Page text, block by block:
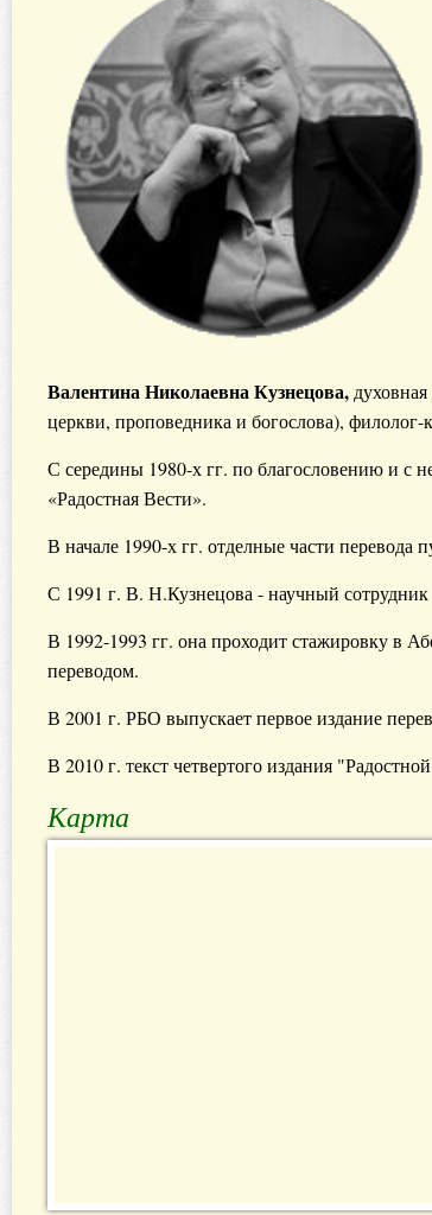
Валентина Николаевна Кузнецова,
церкви, проповедника и богослова), филолог-
С середины 1980-х гг. по благословению и с
«Радостная Вести».
В начале 1990-х гг. отделные части перевода
С 1991 г. В. Н.Кузнецова - научный
В 1992-1993 гг. она проходит стажировку в
переводом.
В 2001 г. РБО выпускает первое издание
В 2010 г. текст четвертого издания
Карта